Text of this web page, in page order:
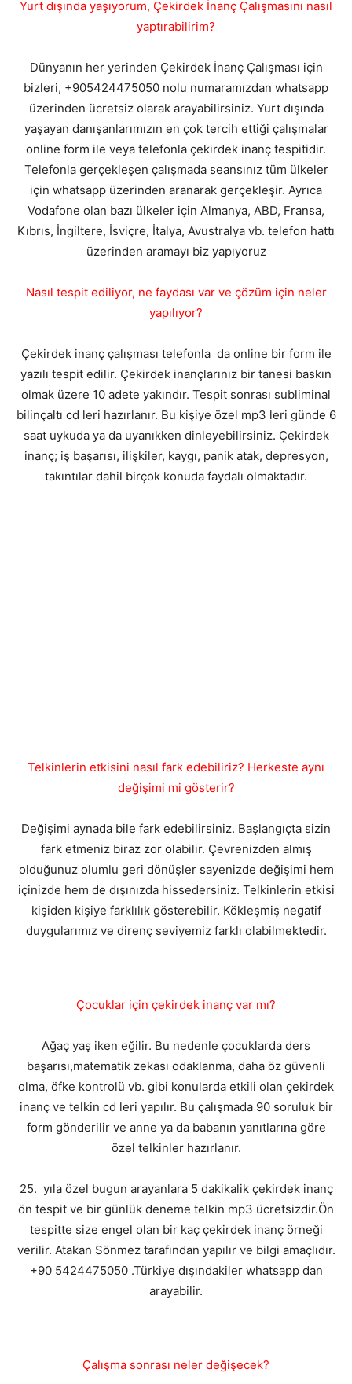
Yurt dışında yaşıyorum, Çekirdek İnanç Çalışmasını nasıl
yaptırabilirim?
Dünyanın her yerinden Çekirdek İnanç Çalışması için
bizleri, +905424475050 nolu numaramızdan whatsapp
üzerinden ücretsiz olarak arayabilirsiniz. Yurt dışında
yaşayan danışanlarımızın en çok tercih ettiği çalışmalar
online form ile veya telefonla çekirdek inanç tespitidir.
Telefonla gerçekleşen çalışmada seansınız tüm ülkeler
için whatsapp üzerinden aranarak gerçekleşir. Ayrıca
Vodafone olan bazı ülkeler için Almanya, ABD, Fransa,
Kıbrıs, İngiltere, İsviçre, İtalya, Avustralya vb. telefon hattı
üzerinden aramayı biz yapıyoruz
Nasıl tespit ediliyor, ne faydası var ve çözüm için neler
yapılıyor?
Çekirdek inanç çalışması telefonla da online bir form ile
yazılı tespit edilir. Çekirdek inançlarınız bir tanesi baskın
olmak üzere 10 adete yakındır. Tespit sonrası subliminal
bilinçaltı cd leri hazırlanır. Bu kişiye özel mp3 leri günde 6
saat uykuda ya da uyanıkken dinleyebilirsiniz. Çekirdek
inanç; iş başarısı, ilişkiler, kaygı, panik atak, depresyon,
takıntılar dahil birçok konuda faydalı olmaktadır.
Telkinlerin etkisini nasıl fark edebiliriz? Herkeste aynı
değişimi mi gösterir?
Değişimi aynada bile fark edebilirsiniz. Başlangıçta sizin
fark etmeniz biraz zor olabilir. Çevrenizden almış
olduğunuz olumlu geri dönüşler sayenizde değişimi hem
içinizde hem de dışınızda hissedersiniz. Telkinlerin etkisi
kişiden kişiye farklılık gösterebilir. Kökleşmiş negatif
duygularımız ve direnç seviyemiz farklı olabilmektedir.
Çocuklar için çekirdek inanç var mı?
Ağaç yaş iken eğilir. Bu nedenle çocuklarda ders
başarısı,matematik zekası odaklanma, daha öz güvenli
olma, öfke kontrolü vb. gibi konularda etkili olan çekirdek
inanç ve telkin cd leri yapılır. Bu çalışmada 90 soruluk bir
form gönderilir ve anne ya da babanın yanıtlarına göre
özel telkinler hazırlanır.
25. yıla özel bugun arayanlara 5 dakikalik çekirdek inanç
ön tespit ve bir günlük deneme telkin mp3 ücretsizdir.Ön
tespitte size engel olan bir kaç çekirdek inanç örneği
verilir. Atakan Sönmez tarafından yapılır ve bilgi amaçlıdır.
+90 5424475050 .Türkiye dışındakiler whatsapp dan
arayabilir.
Çalışma sonrası neler değişecek?